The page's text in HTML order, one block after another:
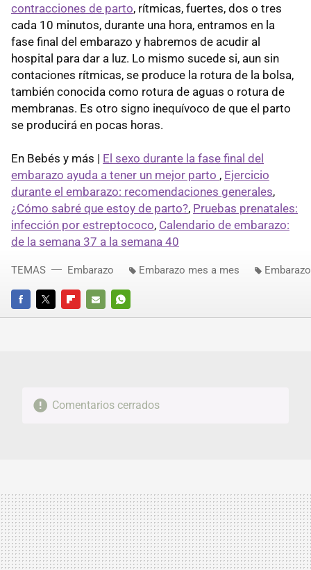
contracciones de parto, rítmicas, fuertes, dos o tres
cada 10 minutos, durante una hora, entramos en la
fase final del embarazo y habremos de acudir al
hospital para dar a luz. Lo mismo sucede si, aun sin
contaciones rítmicas, se produce la rotura de la bolsa,
también conocida como rotura de aguas o rotura de
membranas. Es otro signo inequívoco de que el parto
se producirá en pocas horas.
En Bebés y más | El sexo durante la fase final del
embarazo ayuda a tener un mejor parto , Ejercicio
durante el embarazo: recomendaciones generales,
¿Cómo sabré que estoy de parto?, Pruebas prenatales:
infección por estreptococo, Calendario de embarazo:
de la semana 37 a la semana 40
FACEBOOKTWITTERFLIPBOARD
E-
WHATSAPP
TEMAS Embarazo Embarazo mes a mes
Comentarios cerrados